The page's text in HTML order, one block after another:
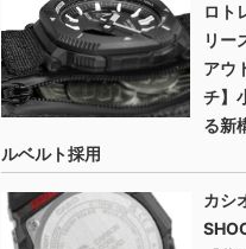
ロト
リー
アウ
チ】
る新
ルベルト採用
カシ